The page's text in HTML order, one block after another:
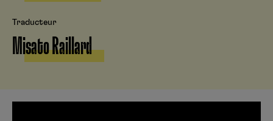
Traducteur
Misato Raillard